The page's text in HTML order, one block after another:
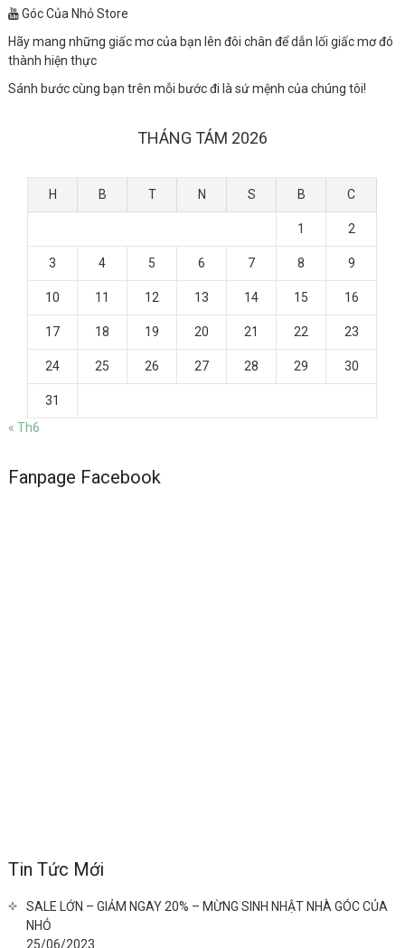
Góc Của Nhỏ Store
Hãy mang những giấc mơ của bạn lên đôi chân để dẫn lối giấc mơ đó
thành hiện thực
Sánh bước cùng bạn trên mỗi bước đi là sứ mệnh của chúng tôi!
THÁNG TÁM 2026
H B T N S B C
1 2
3 4 5 6 7 8 9
10 11 12 13 14 15 16
17 18 19 20 21 22 23
24 25 26 27 28 29 30
31
« Th6
Fanpage Facebook
Tin Tức Mới
SALE LỚN – GIẢM NGAY 20% – MỪNG SINH NHẬT NHÀ GÓC CỦA
NHỎ
25/06/2023